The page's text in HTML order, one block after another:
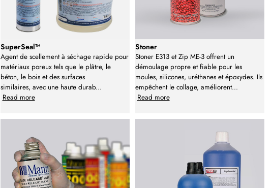
SuperSeal™
Agent de scellement à séchage rapide pour
matériaux poreux tels que le plâtre, le
béton, le bois et des surfaces
similaires, avec une haute durab...
Read more
Stoner
Stoner E313 et Zip ME-3 offrent un
démoulage propre et fiable pour les
moules, silicones, uréthanes et époxydes. Ils
empêchent le collage, améliorent...
Read more